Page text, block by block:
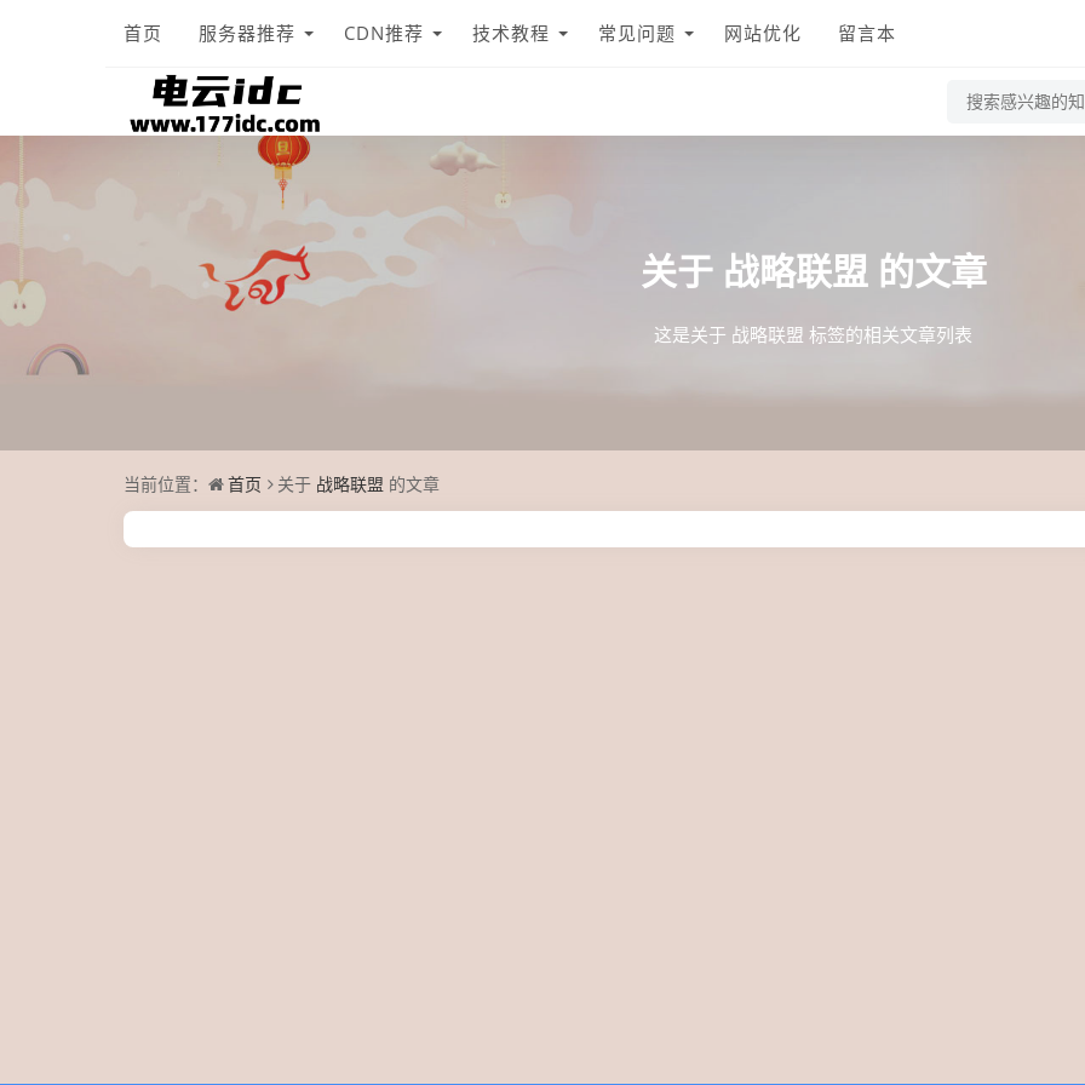
首页 服务器推荐 CDN推荐 技术教程 常见问题 网站优化 留言本
关于 战略联盟 的文章
这是关于 战略联盟 标签的相关文章列表
当前位置： 首页 关于 战略联盟 的文章